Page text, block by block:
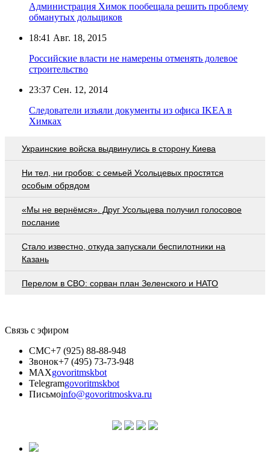
Администрация Химок пообещала решить проблему
обманутых дольщиков
18:41 Авг. 18, 2015
Российские власти не намерены отменять долевое
строительство
23:37 Сен. 12, 2014
Следователи изъяли документы из офиса IKEA в
Химках
Украинские войска выдвинулись в сторону Киева
Ни тел, ни гробов: с семьей Усольцевых простятся
особым обрядом
«Мы не вернёмся». Друг Усольцева получил голосовое
послание
Стало известно, откуда запускали беспилотники на
Казань
Перелом в СВО: сорван план Зеленского и НАТО
Связь с эфиром
СМС+7 (925) 88-88-948
Звонок+7 (495) 73-73-948
MAXgovoritmskbot
Telegramgovoritmskbot
Письмоinfo@govoritmoskva.ru